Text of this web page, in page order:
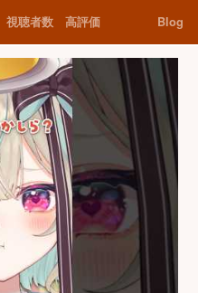
視聴者数 高評価 Blog